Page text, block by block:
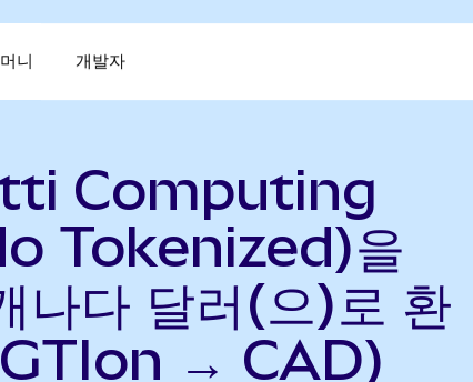
머니 개발자
Computing
Tokenized)을
나다 달러(으)로 환
→ CAD)